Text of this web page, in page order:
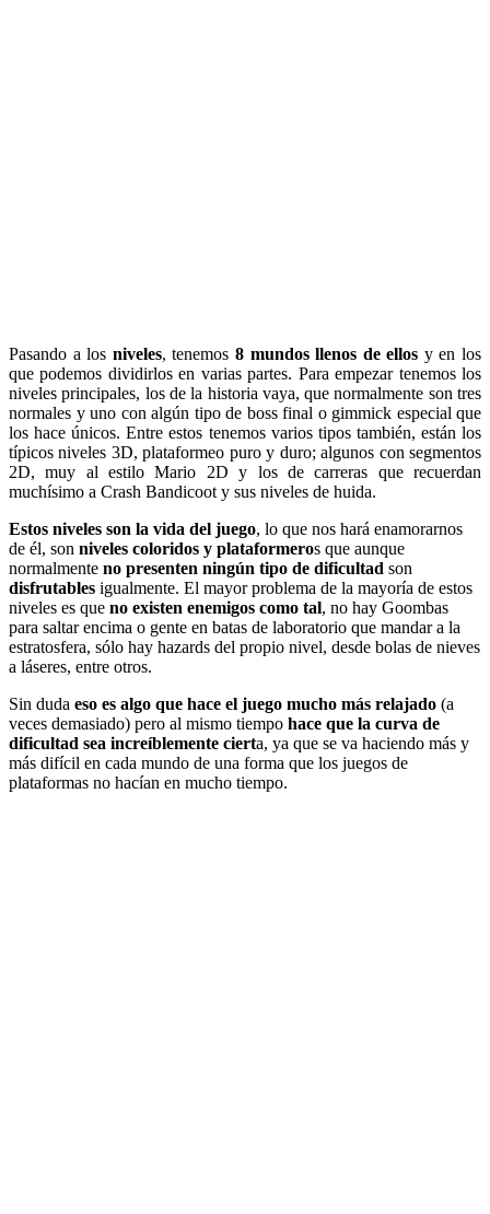
Pasando a los niveles, tenemos 8 mundos llenos de ellos y en los
que podemos dividirlos en varias partes. Para empezar tenemos los
niveles principales, los de la historia vaya, que normalmente son tres
normales y uno con algún tipo de boss final o gimmick especial que
los hace únicos. Entre estos tenemos varios tipos también, están los
típicos niveles 3D, plataformeo puro y duro; algunos con segmentos
2D, muy al estilo Mario 2D y los de carreras que recuerdan
muchísimo a Crash Bandicoot y sus niveles de huida.
Estos niveles son la vida del juego, lo que nos hará enamorarnos
de él, son niveles coloridos y plataformeros que aunque
normalmente no presenten ningún tipo de dificultad son
disfrutables igualmente. El mayor problema de la mayoría de estos
niveles es que no existen enemigos como tal, no hay Goombas
para saltar encima o gente en batas de laboratorio que mandar a la
estratosfera, sólo hay hazards del propio nivel, desde bolas de nieves
a láseres, entre otros.
Sin duda eso es algo que hace el juego mucho más relajado (a
veces demasiado) pero al mismo tiempo hace que la curva de
dificultad sea increíblemente cierta, ya que se va haciendo más y
más difícil en cada mundo de una forma que los juegos de
plataformas no hacían en mucho tiempo.